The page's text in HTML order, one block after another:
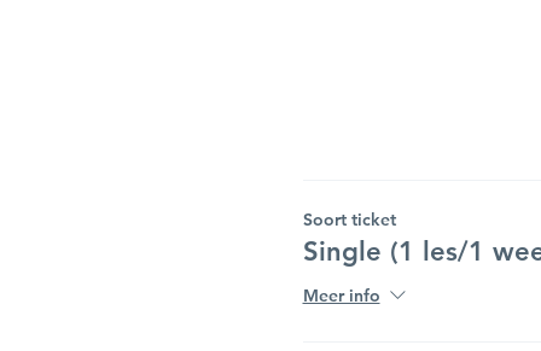
Soort ticket
Single (1 les/1
Meer info